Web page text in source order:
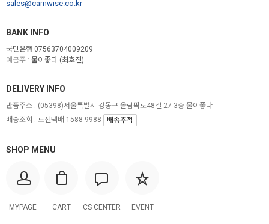
sales@camwise.co.kr
BANK INFO
국민은행 07563704009209
예금주 : 물이좋다 (최호진)
SHOP MENU
MYPAGE CART CS CENTER EVENT
DELIVERY INFO
반품주소 : (05398)서울특별시 강동구 올림픽로48길 27 3층 물이좋다
배송조회 : 로젠택배 1588-9988
배송추적